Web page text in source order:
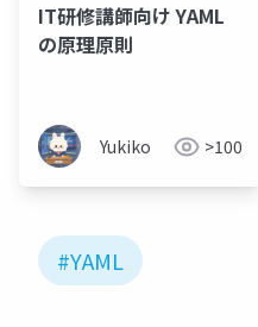
IT研修講師向け YAML
の原理原則
Yukiko >100
#YAML